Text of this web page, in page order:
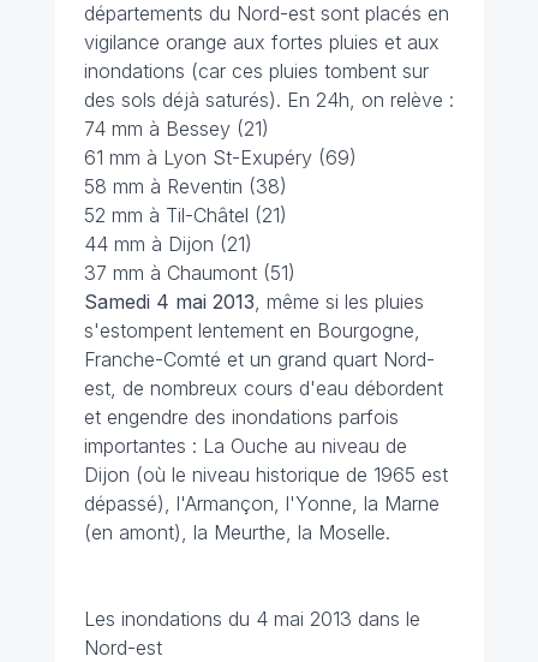
départements du Nord-est sont placés en
vigilance orange aux fortes pluies et aux
inondations (car ces pluies tombent sur
des sols déjà saturés). En 24h, on relève :
74 mm à Bessey (21)
61 mm à Lyon St-Exupéry (69)
58 mm à Reventin (38)
52 mm à Til-Châtel (21)
44 mm à Dijon (21)
37 mm à Chaumont (51)
Samedi 4 mai 2013, même si les pluies
s'estompent lentement en Bourgogne,
Franche-Comté et un grand quart Nord-
est, de nombreux cours d'eau débordent
et engendre des inondations parfois
importantes : La Ouche au niveau de
Dijon (où le niveau historique de 1965 est
dépassé), l'Armançon, l'Yonne, la Marne
(en amont), la Meurthe, la Moselle.
Les inondations du 4 mai 2013 dans le
Nord-est